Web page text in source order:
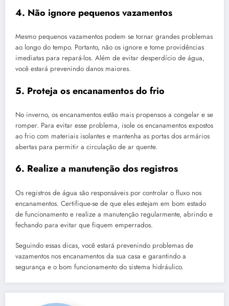
4. Não ignore pequenos vazamentos
Mesmo pequenos vazamentos podem se tornar grandes problemas
ao longo do tempo. Portanto, não os ignore e tome providências
imediatas para repará-los. Além de evitar desperdício de água,
você estará prevenindo danos maiores.
5. Proteja os encanamentos do frio
No inverno, os encanamentos estão mais propensos a congelar e se
romper. Para evitar esse problema, isole os encanamentos expostos
ao frio com materiais isolantes e mantenha as portas dos armários
abertas para permitir a circulação de ar quente.
6. Realize a manutenção dos registros
Os registros de água são responsáveis por controlar o fluxo nos
encanamentos. Certifique-se de que eles estejam em bom estado
de funcionamento e realize a manutenção regularmente, abrindo e
fechando para evitar que fiquem emperrados.
Seguindo essas dicas, você estará prevenindo problemas de
vazamentos nos encanamentos da sua casa e garantindo a
segurança e o bom funcionamento do sistema hidráulico.